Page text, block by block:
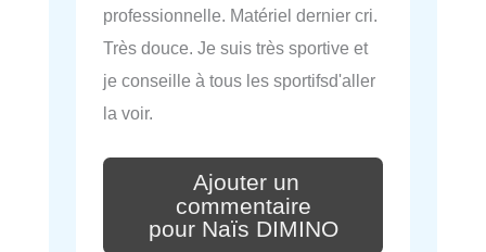
professionnelle. Matériel dernier cri.
Très douce. Je suis très sportive et
je conseille à tous les sportifsd'aller
la voir.
Ajouter un
commentaire
pour Naïs DIMINO